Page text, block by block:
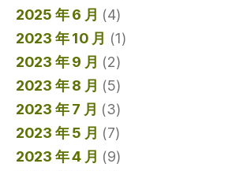
2025 年 6 月 (4)
2023 年 10 月 (1)
2023 年 9 月 (2)
2023 年 8 月 (5)
2023 年 7 月 (3)
2023 年 5 月 (7)
2023 年 4 月 (9)